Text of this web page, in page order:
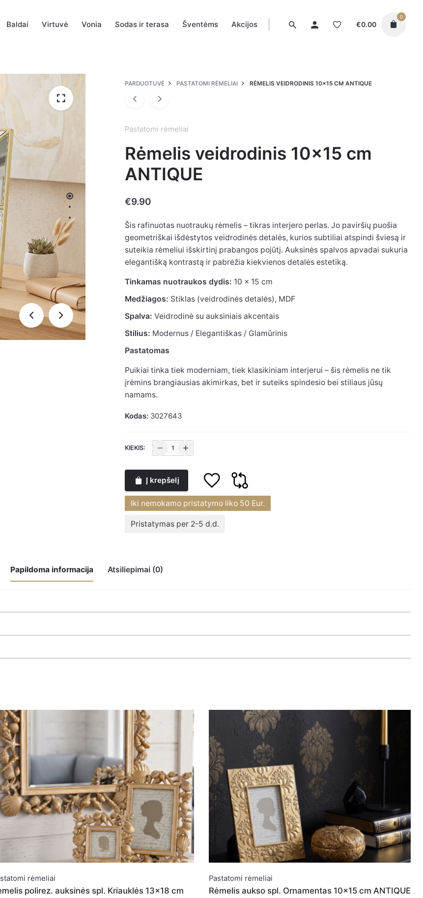
Baldai Virtuvė Vonia Sodas ir terasa Šventėms Akcijos €0.00
0
PARDUOTUVĖ PASTATOMI RĖMELIAI RĖMELIS VEIDRODINIS 10×15 CM ANTIQUE
Pastatomi rėmeliai
Rėmelis veidrodinis 10×15 cm
ANTIQUE
€9.90
Šis rafinuotas nuotraukų rėmelis – tikras interjero perlas. Jo paviršių puošia
geometriškai išdėstytos veidrodinės detalės, kurios subtiliai atspindi šviesą ir
suteikia rėmeliui išskirtinį prabangos pojūtį. Auksinės spalvos apvadai sukuria
elegantišką kontrastą ir pabrėžia kiekvienos detalės estetiką.
Tinkamas nuotraukos dydis: 10 x 15 cm
Medžiagos: Stiklas (veidrodinės detalės), MDF
Spalva: Veidrodinė su auksiniais akcentais
Stilius: Modernus / Elegantiškas / Glamūrinis
Pastatomas
Puikiai tinka tiek moderniam, tiek klasikiniam interjerui – šis rėmelis ne tik
įrėmins brangiausias akimirkas, bet ir suteiks spindesio bei stiliaus jūsų
namams.
Kodas: 3027643
KIEKIS:
produkto
kiekis:
Rėmelis
veidrodinis
10x15
cm
ANTIQUE
Į krepšelį
Iki nemokamo pristatymo liko 50 Eur.
Pristatymas per 2-5 d.d.
Papildoma informacija Atsiliepimai (0)
veidrodinis 10×15 cm ANTIQUE”
ir interneto puslapį, kad jų nebereiktų įvesti iš naujo, kai kitą kartą vėl norėsiu parašyti komentarą.
rėmeliai
polirez. auksinės spl. Kriauklės 13x18 cm
Pastatomi rėmeliai
Rėmelis aukso spl. Ornamentas 10x15 cm ANTIQUE